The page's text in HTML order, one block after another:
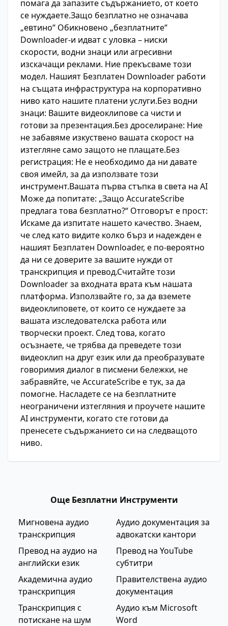
помага да запазите съдържанието, от което
се нуждаете.Защо безплатно не означава
„евтино“ Обикновено „безплатните“
Downloader-и идват с уловка – ниски
скорости, водни знаци или агресивни
изскачащи реклами. Ние прекъсваме този
модел. Нашият Безплатен Downloader работи
на същата инфраструктура на корпоративно
ниво като нашите платени услуги.Без водни
знаци: Вашите видеоклипове са чисти и
готови за презентация.Без дроселиране: Ние
не забавяме изкуствено вашата скорост на
изтегляне само защото не плащате.Без
регистрация: Не е необходимо да ни давате
своя имейл, за да използвате този
инструмент.Вашата първа стъпка в света на AI
Може да попитате: „Защо AccurateScribe
предлага това безплатно?“ Отговорът е прост:
Искаме да изпитате нашето качество. Знаем,
че след като видите колко бърз и надежден е
нашият Безплатен Downloader, е по-вероятно
да ни се доверите за вашите нужди от
транскрипция и превод.Считайте този
Downloader за входната врата към нашата
платформа. Използвайте го, за да вземете
видеоклиповете, от които се нуждаете за
вашата изследователска работа или
творчески проект. След това, когато
осъзнаете, че трябва да преведете този
видеоклип на друг език или да преобразувате
говоримия диалог в писмени бележки, не
забравяйте, че AccurateScribe е тук, за да
помогне. Насладете се на безплатните
неограничени изтегляния и проучете нашите
AI инструменти, когато сте готови да
пренесете съдържанието си на следващото
ниво.
Още Безплатни Инструменти
Мигновена аудио
транскрипция
Аудио документация за
адвокатски кантори
Превод на аудио на
английски език
Превод на YouTube
субтитри
Академична аудио
транскрипция
Правителствена аудио
документация
Транскрипция с
потискане на шум
Аудио към Microsoft
Word